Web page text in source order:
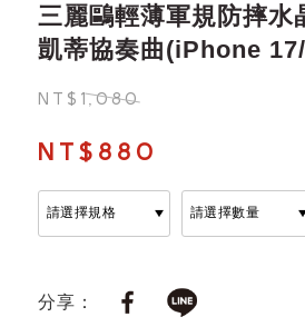
三麗鷗輕薄軍規防摔水
凱蒂協奏曲(iPhone
NT$1,080
NT$880
分享：